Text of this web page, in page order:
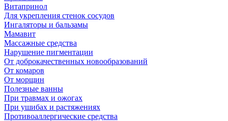
Витапринол
Для укрепления стенок сосудов
Ингаляторы и бальзамы
Мамавит
Массажные средства
Нарушение пигментации
От доброкачественных новообразований
От комаров
От морщин
Полезные ванны
При травмах и ожогах
При ушибах и растяжениях
Противоаллергические средства